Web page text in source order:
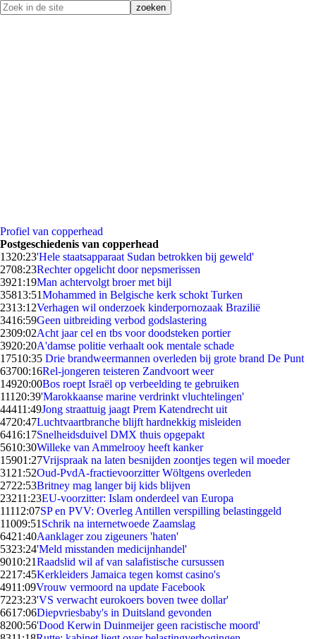
Profiel van copperhead
Postgeschiedenis van copperhead
1320:23'Hele staatsapparaat Sudan betrokken bij geweld'
2708:23Rechter opgelicht door nepsmerissen
3921:19Man achtervolgt broer met bijl
35813:51Mohammed in Belgische kerk schokt Turken
2313:12Verhagen wil onderzoek kinderpornozaak Brazilië
3416:59Geen uitbreiding verbod godslastering
2309:02Acht jaar cel en tbs voor doodsteken portier
3920:20A'damse politie verhaalt ook mentale schade
17510:35 Drie brandweermannen overleden bij grote brand De Punt
63700:16Rel-jongeren teisteren Zandvoort weer
14920:00Bos roept Israël op verbeelding te gebruiken
111 20:39'Marokkaanse marine verdrinkt vluchtelingen'
44411:49Jong straattuig jaagt Prem Katendrecht uit
4720:47Luchtvaartbranche blijft hardnekkig misleiden
6416:17Snelheidsduivel DMX thuis opgepakt
5610:30Willeke van Ammelrooy heeft kanker
15901:27Vrijspraak na laten besnijden zoontjes tegen wil moeder
31 21:52Oud-PvdA-fractievoorzitter Wöltgens overleden
2722:53Britney mag langer bij kids blijven
23211:23EU-voorzitter: Islam onderdeel van Europa
11112:07SP en PVV: Overleg Antillen verspilling belastinggeld
11009:51 Schrik na internetwoede Zaamslag
6421:40Aanklager zou zigeuners 'haten'
5323:24'Meld misstanden medicijnhandel'
9010:21Raadslid wil af van salafistische cursussen
2217:45Kerkleiders Jamaica tegen komst casino's
4911:09Vrouw vermoord na update Facebook
7223:23'VS verwacht eurokoers boven twee dollar'
6617:06Diepvriesbaby's in Duitsland gevonden
8200:56'Dood Kerwin Duinmeijer geen racistische moord'